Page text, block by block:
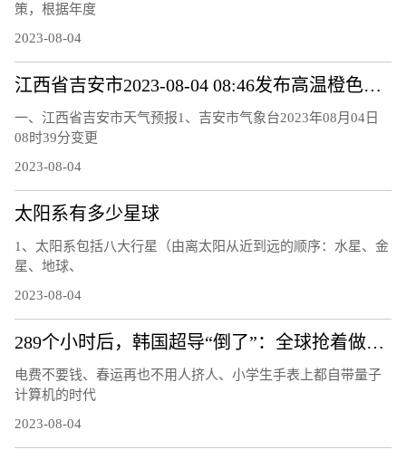
策，根据年度
2023-08-04
江西省吉安市2023-08-04 08:46发布高温橙色预警
一、江西省吉安市天气预报1、吉安市气象台2023年08月04日
08时39分变更
2023-08-04
太阳系有多少星球
1、太阳系包括八大行星（由离太阳从近到远的顺序：水星、金
星、地球、
2023-08-04
289个小时后，韩国超导“倒了”：全球抢着做的复现实验还做吗
电费不要钱、春运再也不用人挤人、小学生手表上都自带量子
计算机的时代
2023-08-04